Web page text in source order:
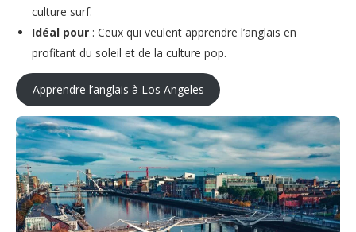
culture surf.
Idéal pour : Ceux qui veulent apprendre l’anglais en
profitant du soleil et de la culture pop.
Apprendre l’anglais à Los Angeles